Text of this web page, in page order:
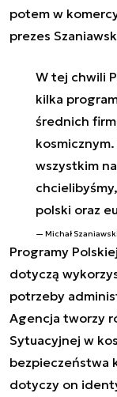
potem w
prezes
W tej chwili
kilka
średnich
wszystkim
polski oraz
Michał
Programy
dotyczą
potrzeby
Agencja tworzy
Sytuacyjnej w
bezpieczeństwa
dotyczy on